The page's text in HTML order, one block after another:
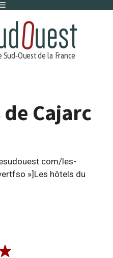
Menu
Cajarc
les-
»]Les hôtels du